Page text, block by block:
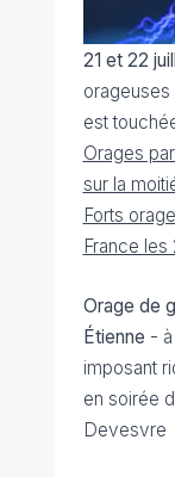
21 et 22
orageuses
est
Orages
sur la
Forts
France
Orage de
Étienne -
imposant
en soirée
Devesvre